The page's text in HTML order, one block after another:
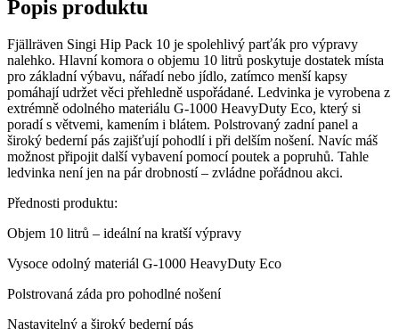
Popis produktu
Fjällräven Singi Hip Pack 10 je spolehlivý parťák pro výpravy
nalehko. Hlavní komora o objemu 10 litrů poskytuje dostatek místa
pro základní výbavu, nářadí nebo jídlo, zatímco menší kapsy
pomáhají udržet věci přehledně uspořádané. Ledvinka je vyrobena z
extrémně odolného materiálu G-1000 HeavyDuty Eco, který si
poradí s větvemi, kamením i blátem. Polstrovaný zadní panel a
široký bederní pás zajišťují pohodlí i při delším nošení. Navíc máš
možnost připojit další vybavení pomocí poutek a popruhů. Tahle
ledvinka není jen na pár drobností – zvládne pořádnou akci.
Přednosti produktu:
Objem 10 litrů – ideální na kratší výpravy
Vysoce odolný materiál G-1000 HeavyDuty Eco
Polstrovaná záda pro pohodlné nošení
Nastavitelný a široký bederní pás